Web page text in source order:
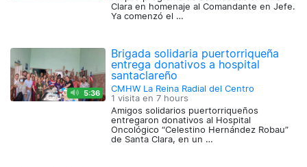
Clara en homenaje al Comandante en Jefe.
Ya comenzó el …
5:36
Brigada solidaria puertorriqueña
entrega donativos a hospital
santaclareño
CMHW La Reina Radial del Centro
1 visita en7 hours
Amigos solidarios puertorriqueños
entregaron donativos al Hospital
Oncológico “Celestino Hernández Robau”
de Santa Clara, en un …